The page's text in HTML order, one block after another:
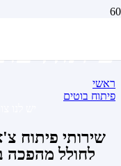
פיתוח
ראשי
פיתוח בוטים
שירותי פיתוח
לחולל מהפכה